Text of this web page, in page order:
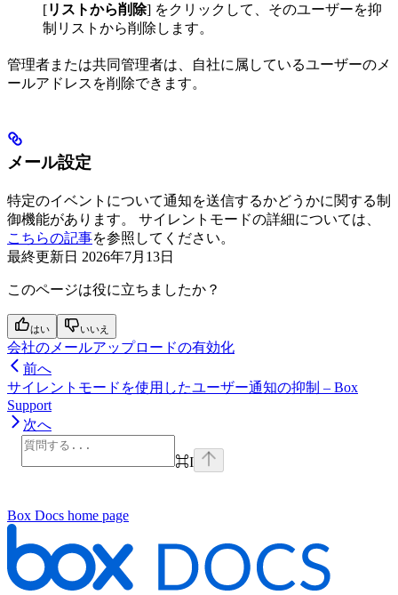
[リストから削除] をクリックして、そのユーザーを抑
制リストから削除します。
管理者または共同管理者は、自社に属しているユーザーのメ
ールアドレスを削除できます。
メール設定
特定のイベントについて通知を送信するかどうかに関する制
御機能があります。 サイレントモードの詳細については、
こちらの記事を参照してください。
最終更新日 2026年7月13日
このページは役に立ちましたか？
はい いいえ
会社のメールアップロードの有効化
前へ
サイレントモードを使用したユーザー通知の抑制 – Box
Support
次へ
⌘I
Box Docs home page